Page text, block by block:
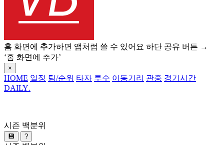
홈 화면에 추가하면 앱처럼 쓸 수 있어요 하단 공유 버튼 →
‘홈 화면에 추가’
×
HOME 일정 팀/순위 타자 투수 이동거리 관중 경기시간
DAILY.
시즌 백분위
💾 ?